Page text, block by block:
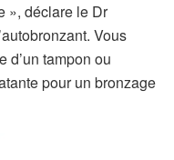
», déclare le Dr
Vous
d’un tampon ou
pour un bronzage